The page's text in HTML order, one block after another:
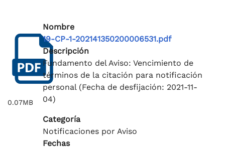
0.07MB
Nombre
19-CP-1-202141350200006531.pdf
Descripción
Fundamento del Aviso: Vencimiento de
términos de la citación para notificación
personal (Fecha de desfijación: 2021-11-
04)
Categoría
Notificaciones por Aviso
Fechas